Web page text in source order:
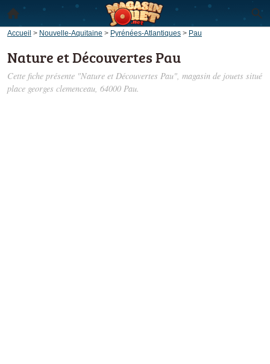
Accueil > Nouvelle-Aquitaine > Pyrénées-Atlantiques > Pau
Nature et Découvertes Pau
Cette fiche présente "Nature et Découvertes Pau", magasin de jouets situé
place georges clemenceau, 64000 Pau.